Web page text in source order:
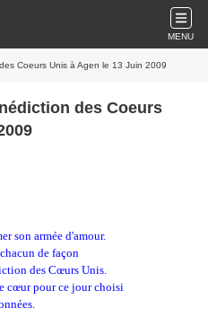
MENU
Coeurs Unis à Agen le 13 Juin 2009
des Coeurs
son armée d'amour.
de façon
des Cœurs Unis.
cœur pour ce jour choisi